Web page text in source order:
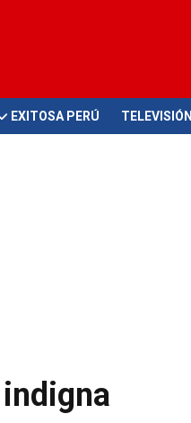
EXITOSA PERÚ TELEVISIÓN